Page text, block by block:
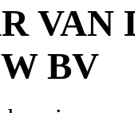
VAN
BV